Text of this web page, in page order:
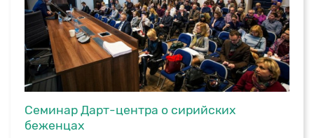
Семинар Дарт-центра о сирийских
беженцах